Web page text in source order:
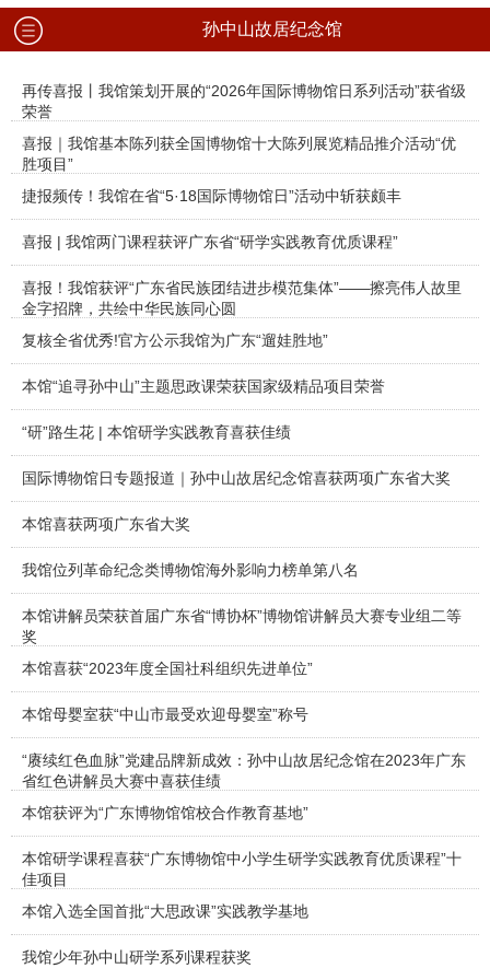
孙中山故居纪念馆
再传喜报丨我馆策划开展的“2026年国际博物馆日系列活动”获省级
荣誉
喜报｜我馆基本陈列获全国博物馆十大陈列展览精品推介活动“优
胜项目”
捷报频传！我馆在省“5·18国际博物馆日”活动中斩获颇丰
喜报 | 我馆两门课程获评广东省“研学实践教育优质课程”
喜报！我馆获评“广东省民族团结进步模范集体”——擦亮伟人故里
金字招牌，共绘中华民族同心圆
复核全省优秀!官方公示我馆为广东“遛娃胜地”
本馆“追寻孙中山”主题思政课荣获国家级精品项目荣誉
“研”路生花 | 本馆研学实践教育喜获佳绩
国际博物馆日专题报道｜孙中山故居纪念馆喜获两项广东省大奖
本馆喜获两项广东省大奖
我馆位列革命纪念类博物馆海外影响力榜单第八名
本馆讲解员荣获首届广东省“博协杯”博物馆讲解员大赛专业组二等
奖
本馆喜获“2023年度全国社科组织先进单位”
本馆母婴室获“中山市最受欢迎母婴室”称号
“赓续红色血脉”党建品牌新成效：孙中山故居纪念馆在2023年广东
省红色讲解员大赛中喜获佳绩
本馆获评为“广东博物馆馆校合作教育基地”
本馆研学课程喜获“广东博物馆中小学生研学实践教育优质课程”十
佳项目
本馆入选全国首批“大思政课”实践教学基地
我馆少年孙中山研学系列课程获奖